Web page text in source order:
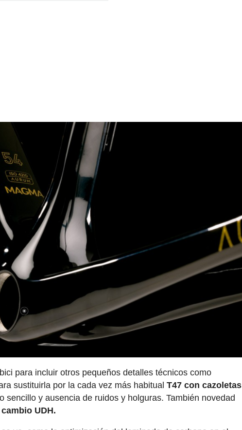
para incluir otros pequeños detalles técnicos como
sustituirla por la cada vez más habitualT47 con cazoletas
y ausencia de ruidos y holguras. También novedad
UDH.